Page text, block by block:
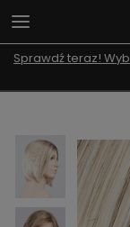
Sprawdź teraz!